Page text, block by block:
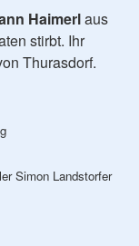
Haimerlaus
stirbt. Ihr
Thurasdorf.
Simon Landstorfer